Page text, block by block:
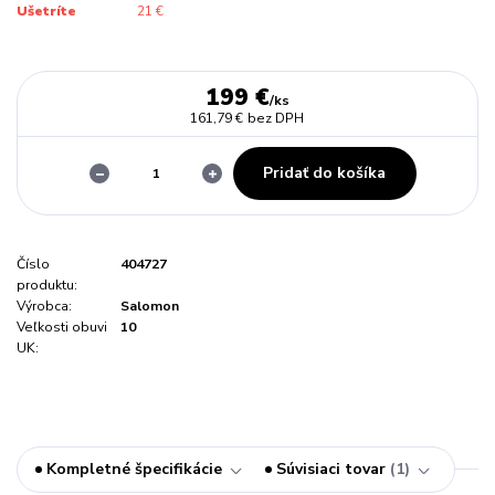
Ušetríte 21 €
199 €/ks
161,79 € bez DPH
Pridať do košíka
Číslo
produktu:
404727
Výrobca:
Salomon
Veľkosti obuvi
UK:
10
Kompletné špecifikácie Súvisiaci tovar 1